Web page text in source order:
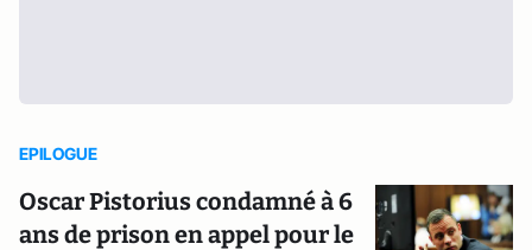
EPILOGUE
Oscar Pistorius condamné à 6
ans de prison en appel pour le